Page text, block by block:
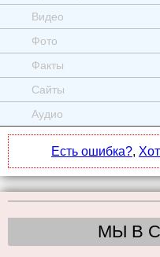
Видео
Фото
Факты
Сайты
Аудио
Есть ошибка?,
МЫ В